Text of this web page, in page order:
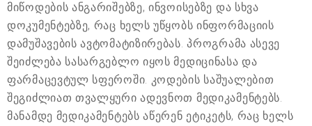
მიწოდების ანგარიშებზე, ინვოისებზე და სხვა
დოკუმენტებზე, რაც ხელს უწყობს ინფორმაციის
დამუშავების ავტომატიზირებას. პროგრამა ასევე
შეიძლება სასარგებლო იყოს მედიცინასა და
ფარმაცევტულ სფეროში. კოდების საშუალებით
შეგიძლიათ თვალყური ადევნოთ მედიკამენტებს.
მანამდე მედიკამენტებს აწერენ ეტიკეტს, რაც ხელს